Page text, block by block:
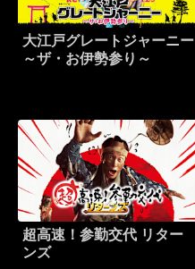
大江戸グレートジャーニー
～ザ・お伊勢参り～
超高速！参勤交代 リター
ンズ